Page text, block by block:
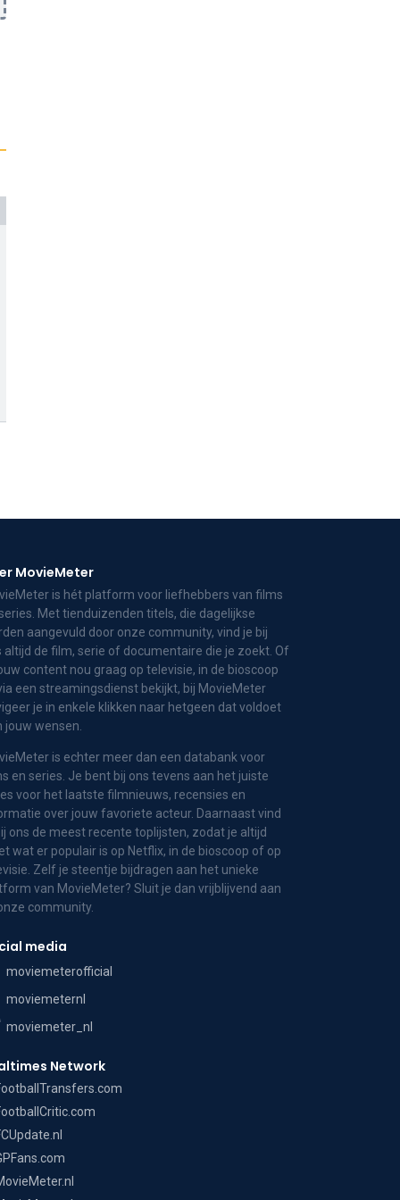
MovieMeter
is hét platform voor liefhebbers van films
Met tienduizenden titels, die dagelijkse
aangevuld door onze community, vind je bij
altijd de film, serie of documentaire die je zoekt. Of
content nou graag op televisie, in de bioscoop
een streamingsdienst bekijkt, bij MovieMeter
je in enkele klikken naar hetgeen dat voldoet
jouw wensen.
is echter meer dan een databank voor
en series. Je bent bij ons tevens aan het juiste
voor het laatste filmnieuws, recensies en
over jouw favoriete acteur. Daarnaast vind
ons de meest recente toplijsten, zodat je altijd
wat er populair is op Netflix, in de bioscoop of op
Zelf je steentje bijdragen aan het unieke
van MovieMeter? Sluit je dan vrijblijvend aan
community.
media
moviemeterofficial
moviemeternl
moviemeter_nl
Network